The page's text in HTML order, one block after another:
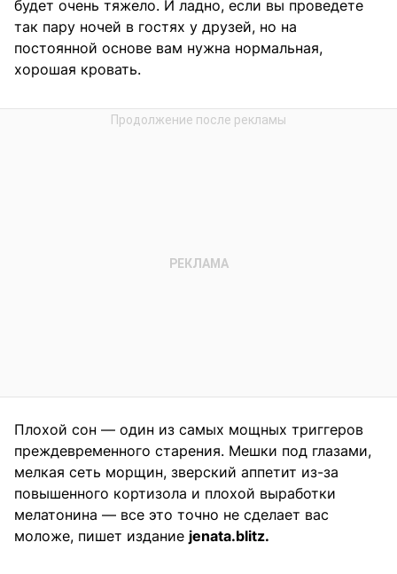
будет очень тяжело. И ладно, если вы проведете
так пару ночей в гостях у друзей, но на
постоянной основе вам нужна нормальная,
хорошая кровать.
Плохой сон — один из самых мощных триггеров
преждевременного старения. Мешки под глазами,
мелкая сеть морщин, зверский аппетит из-за
повышенного кортизола и плохой выработки
мелатонина — все это точно не сделает вас
моложе, пишет издание jenata.blitz.